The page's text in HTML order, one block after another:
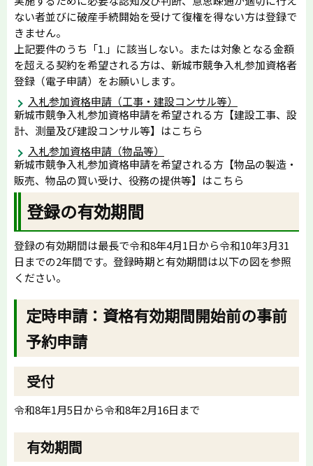
ない者並びに破産手続開始を受けて復権を得ない方は登録で
きません。
上記要件のうち「1.」に該当しない。または対象となる金額
を超える契約を希望される方は、新城市競争入札参加資格者
登録（電子申請）をお願いします。
入札参加資格申請（工事・建設コンサル等）
新城市競争入札参加資格申請を希望される方【建設工事、設
計、測量及び建設コンサル等】はこちら
入札参加資格申請（物品等）
新城市競争入札参加資格申請を希望される方【物品の製造・
販売、物品の買い受け、役務の提供等】はこちら
登録の有効期間
登録の有効期間は最長で令和8年4月1日から令和10年3月31
日までの2年間です。登録時期と有効期間は以下の図を参照
ください。
定時申請：資格有効期間開始前の事前
予約申請
受付
令和8年1月5日から令和8年2月16日まで
有効期間